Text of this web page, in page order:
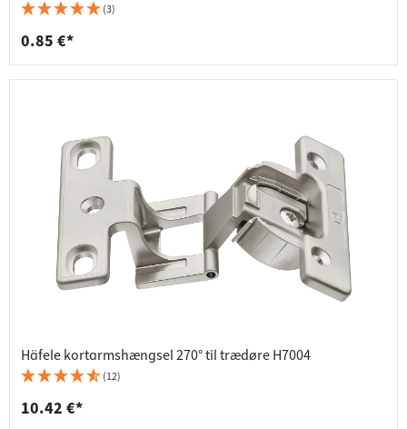
(3)
0.85 €*
Häfele kortarmshængsel 270° til trædøre H7004
(12)
10.42 €*